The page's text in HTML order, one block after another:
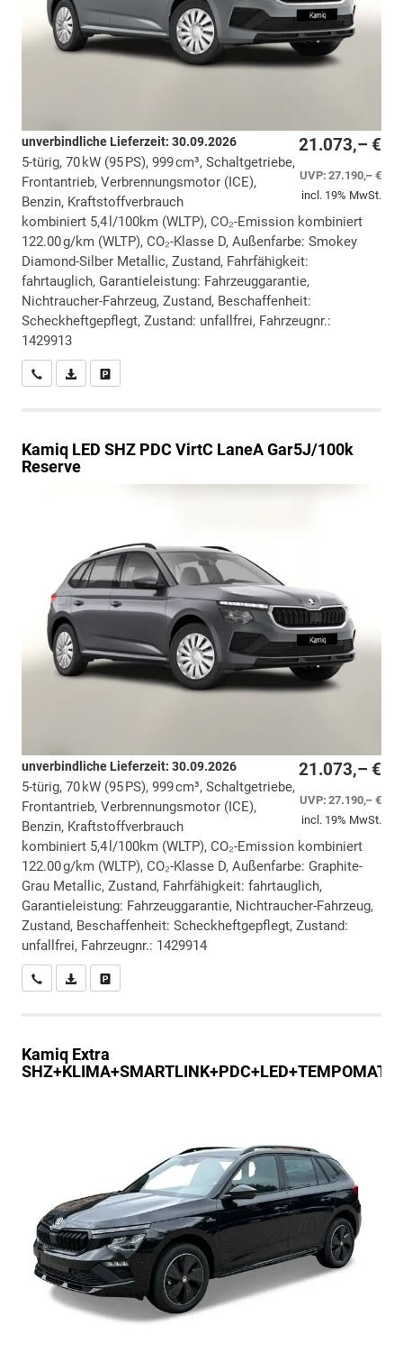
21.073,– €
UVP:27.190,– €
incl. 19% MwSt.
unverbindliche Lieferzeit: 30.09.2026
5-türig, 70 kW (95 PS), 999 cm³, Schaltgetriebe,
Frontantrieb, Verbrennungsmotor (ICE),
Benzin, Kraftstoffverbrauch
kombiniert 5,4 l/100km (WLTP), CO₂-Emission kombiniert
122.00 g/km (WLTP), CO₂-Klasse D, Außenfarbe: Smokey
Diamond-Silber Metallic, Zustand, Fahrfähigkeit:
fahrtauglich, Garantieleistung: Fahrzeuggarantie,
Nichtraucher-Fahrzeug, Zustand, Beschaffenheit:
Scheckheftgepflegt, Zustand: unfallfrei, Fahrzeugnr.:
1429913
Wir rufen Sie anPDF-Datei, Fahrzeugexposé drucken
Kamiq LED SHZ PDC VirtC LaneA Gar5J/100k
Reserve
21.073,– €
UVP:27.190,– €
incl. 19% MwSt.
unverbindliche Lieferzeit: 30.09.2026
5-türig, 70 kW (95 PS), 999 cm³, Schaltgetriebe,
Frontantrieb, Verbrennungsmotor (ICE),
Benzin, Kraftstoffverbrauch
kombiniert 5,4 l/100km (WLTP), CO₂-Emission kombiniert
122.00 g/km (WLTP), CO₂-Klasse D, Außenfarbe: Graphite-
Grau Metallic, Zustand, Fahrfähigkeit: fahrtauglich,
Garantieleistung: Fahrzeuggarantie, Nichtraucher-Fahrzeug,
Zustand, Beschaffenheit: Scheckheftgepflegt, Zustand:
unfallfrei, Fahrzeugnr.: 1429914
Wir rufen Sie anPDF-Datei, Fahrzeugexposé drucken
Kamiq Extra
SHZ+KLIMA+SMARTLINK+PDC+LED+TEMPOMAT